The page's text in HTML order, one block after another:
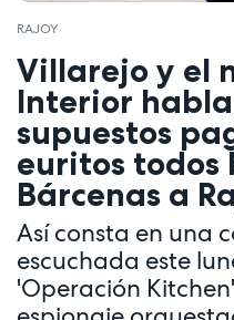
RAJOY
Villarejo y el
Interior
supuestos
euritos todos
Bárcenas a
Así consta en una
escuchada este
'Operación